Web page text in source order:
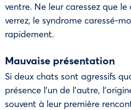
ventre. Ne leur caressez que
verrez, le syndrome caressé-
rapidement.
Mauvaise présentation
Si deux chats sont agressifs
présence l’un de l’autre,
souvent à leur première